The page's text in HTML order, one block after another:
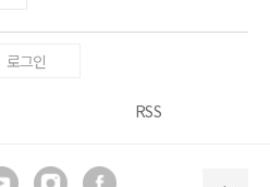
로그인
RSS